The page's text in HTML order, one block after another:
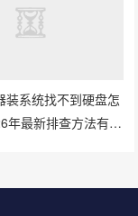
装系统找不到硬盘怎
年最新排查方法有哪